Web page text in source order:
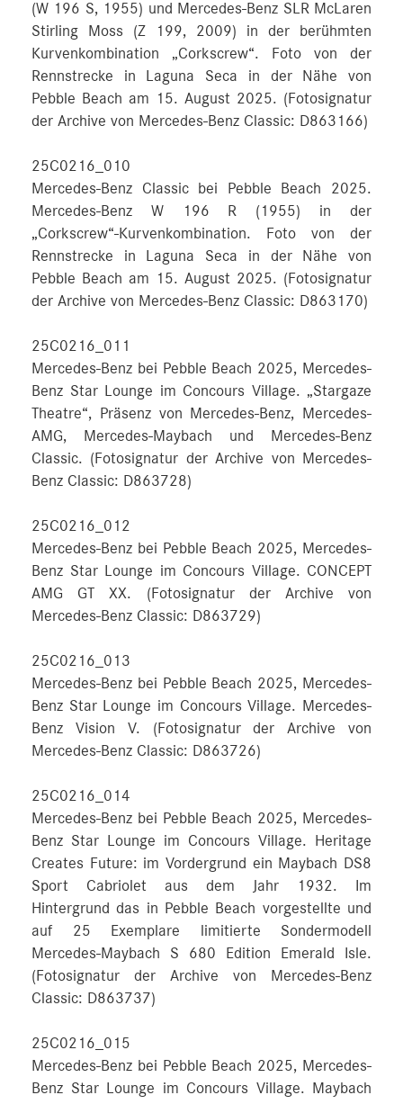
(W 196 S, 1955) und Mercedes-Benz SLR McLaren
Stirling Moss (Z 199, 2009) in der berühmten
Kurvenkombination „Corkscrew“. Foto von der
Rennstrecke in Laguna Seca in der Nähe von
Pebble Beach am 15. August 2025. (Fotosignatur
der Archive von Mercedes-Benz Classic: D863166)
25C0216_010
Mercedes-Benz Classic bei Pebble Beach 2025.
Mercedes-Benz W 196 R (1955) in der
„Corkscrew“-Kurvenkombination. Foto von der
Rennstrecke in Laguna Seca in der Nähe von
Pebble Beach am 15. August 2025. (Fotosignatur
der Archive von Mercedes-Benz Classic: D863170)
25C0216_011
Mercedes-Benz bei Pebble Beach 2025, Mercedes-
Benz Star Lounge im Concours Village. „Stargaze
Theatre“, Präsenz von Mercedes-Benz, Mercedes-
AMG, Mercedes-Maybach und Mercedes-Benz
Classic. (Fotosignatur der Archive von Mercedes-
Benz Classic: D863728)
25C0216_012
Mercedes-Benz bei Pebble Beach 2025, Mercedes-
Benz Star Lounge im Concours Village. CONCEPT
AMG GT XX. (Fotosignatur der Archive von
Mercedes-Benz Classic: D863729)
25C0216_013
Mercedes-Benz bei Pebble Beach 2025, Mercedes-
Benz Star Lounge im Concours Village. Mercedes-
Benz Vision V. (Fotosignatur der Archive von
Mercedes-Benz Classic: D863726)
25C0216_014
Mercedes-Benz bei Pebble Beach 2025, Mercedes-
Benz Star Lounge im Concours Village. Heritage
Creates Future: im Vordergrund ein Maybach DS8
Sport Cabriolet aus dem Jahr 1932. Im
Hintergrund das in Pebble Beach vorgestellte und
auf 25 Exemplare limitierte Sondermodell
Mercedes-Maybach S 680 Edition Emerald Isle.
(Fotosignatur der Archive von Mercedes-Benz
Classic: D863737)
25C0216_015
Mercedes-Benz bei Pebble Beach 2025, Mercedes-
Benz Star Lounge im Concours Village. Maybach